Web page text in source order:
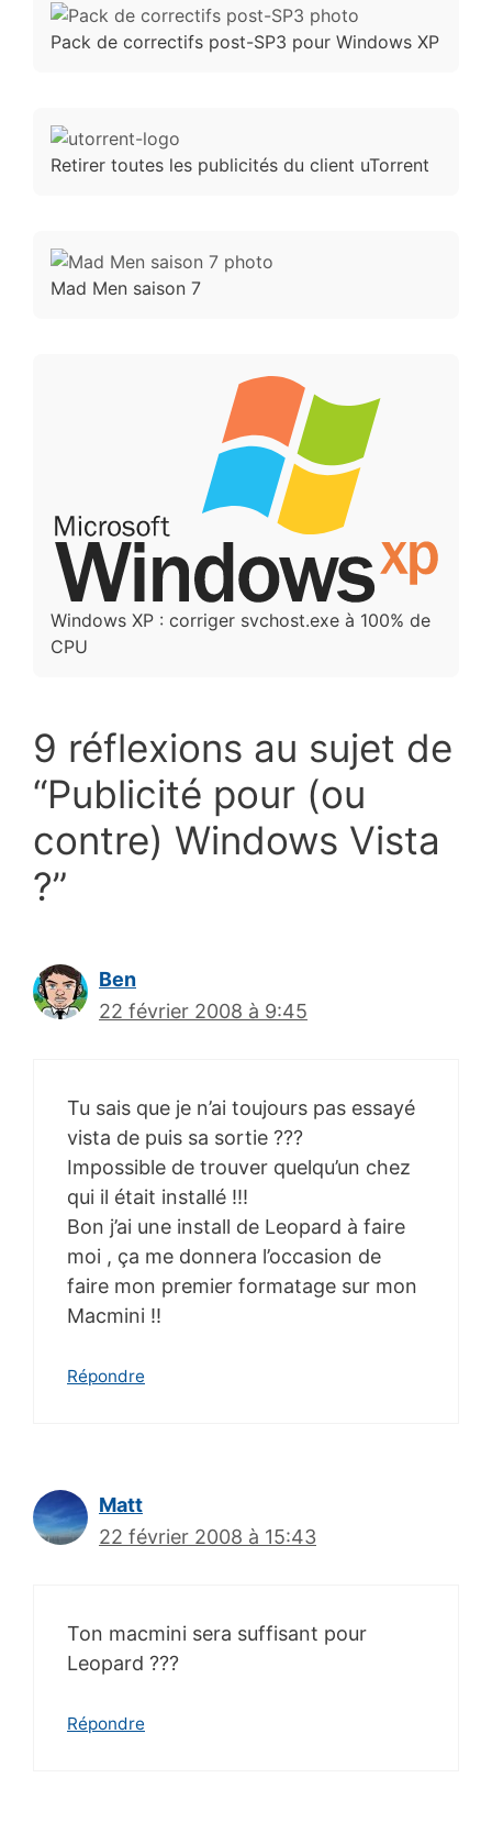
Pack de correctifs post-SP3 pour Windows XP
Retirer toutes les publicités du client uTorrent
Mad Men saison 7
Windows XP : corriger svchost.exe à 100% de
CPU
9 réflexions au sujet de
“Publicité pour (ou
contre) Windows Vista
?”
Ben
22 février 2008 à 9:45
Tu sais que je n’ai toujours pas essayé
vista de puis sa sortie ???
Impossible de trouver quelqu’un chez
qui il était installé !!!
Bon j’ai une install de Leopard à faire
moi , ça me donnera l’occasion de
faire mon premier formatage sur mon
Macmini !!
Répondre
Matt
22 février 2008 à 15:43
Ton macmini sera suffisant pour
Leopard ???
Répondre